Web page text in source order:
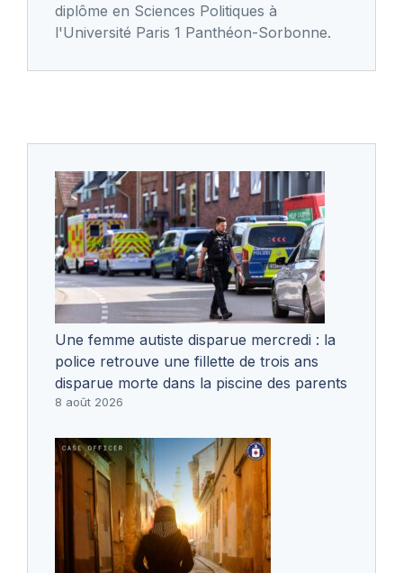
diplôme en Sciences Politiques à
l'Université Paris 1 Panthéon-Sorbonne.
Une femme autiste disparue mercredi : la
police retrouve une fillette de trois ans
disparue morte dans la piscine des parents
8 août 2026